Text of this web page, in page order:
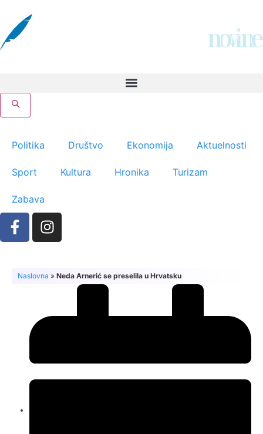
Politika Društvo Ekonomija Aktuelnosti
Sport Kultura Hronika Turizam
Zabava
Naslovna » Neda Arnerić se preselila u Hrvatsku